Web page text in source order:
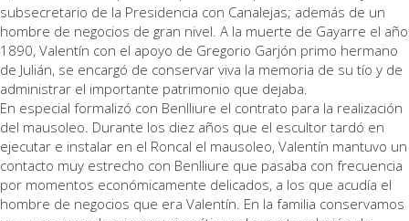
subsecretario de la Presidencia con Canalejas; además de un
hombre de negocios de gran nivel. A la muerte de Gayarre el año
1890, Valentín con el apoyo de Gregorio Garjón primo hermano
de Julián, se encargó de conservar viva la memoria de su tío y de
administrar el importante patrimonio que dejaba.
En especial formalizó con Benlliure el contrato para la realización
del mausoleo. Durante los diez años que el escultor tardó en
ejecutar e instalar en el Roncal el mausoleo, Valentín mantuvo un
contacto muy estrecho con Benlliure que pasaba con frecuencia
por momentos económicamente delicados, a los que acudía el
hombre de negocios que era Valentín. En la familia conservamos